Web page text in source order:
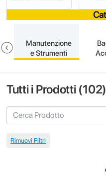
Manutenzione
e Strumenti
Tutti i Prodotti (102)